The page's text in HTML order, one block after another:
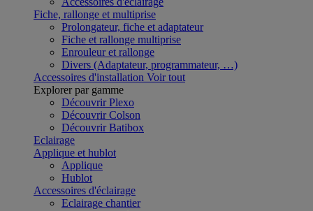
Fiche, rallonge et multiprise
Prolongateur, fiche et adaptateur
Fiche et rallonge multiprise
Enrouleur et rallonge
Divers (Adaptateur, programmateur, …)
Accessoires d'installation Voir tout
Explorer par gamme
Découvrir Plexo
Découvrir Colson
Découvrir Batibox
Eclairage
Applique et hublot
Applique
Hublot
Accessoires d'éclairage
Eclairage chantier